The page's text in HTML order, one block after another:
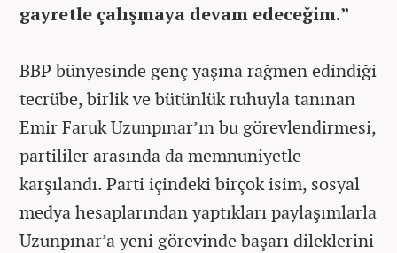
gayretle çalışmaya devam edeceğim.”
BBP bünyesinde genç yaşına rağmen edindiği
tecrübe, birlik ve bütünlük ruhuyla tanınan
Emir Faruk Uzunpınar’ın bu görevlendirmesi,
partililer arasında da memnuniyetle
karşılandı. Parti içindeki birçok isim, sosyal
medya hesaplarından yaptıkları paylaşımlarla
Uzunpınar’a yeni görevinde başarı dileklerini